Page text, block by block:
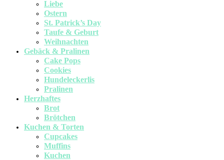
Liebe
Ostern
St. Patrick’s Day
Taufe & Geburt
Weihnachten
Gebäck & Pralinen
Cake Pops
Cookies
Hundeleckerlis
Pralinen
Herzhaftes
Brot
Brötchen
Kuchen & Torten
Cupcakes
Muffins
Kuchen